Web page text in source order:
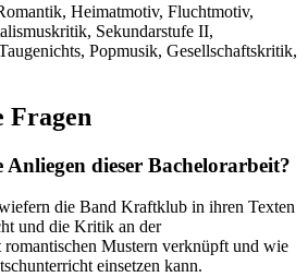
Heimatmotiv, Fluchtmotiv,
Sekundarstufe II,
Popmusik, Gesellschaftskritik,
Fragen
Anliegen dieser Bachelorarbeit?
die Band Kraftklub in ihren Texten
und die Kritik an der
romantischen Mustern verknüpft und wie
einsetzen kann.